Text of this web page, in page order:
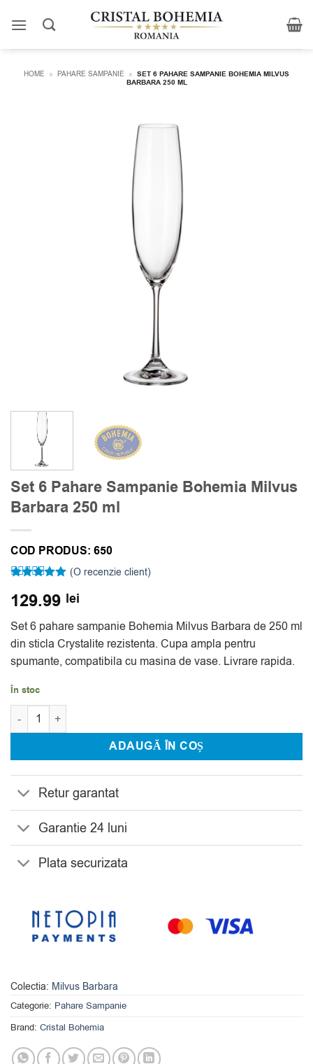
HOME » PAHARE SAMPANIE » SET 6 PAHARE SAMPANIE BOHEMIA MILVUS
BARBARA 250 ML
Set 6 Pahare Sampanie Bohemia Milvus
Barbara 250 ml
COD PRODUS: 650
5 din 5 pe
singure
evaluări
(O recenzie client)
129.99 lei
Set 6 pahare sampanie Bohemia Milvus Barbara de 250 ml
din sticla Crystalite rezistenta. Cupa ampla pentru
spumante, compatibila cu masina de vase. Livrare rapida.
În stoc
Cantitate Set 6 Pahare Sampanie Bohemia Milvus Barbara 250
ADAUGĂ ÎN COȘ
Retur garantat
Garantie 24 luni
Plata securizata
Colectia: Milvus Barbara
Categorie: Pahare Sampanie
Brand: Cristal Bohemia